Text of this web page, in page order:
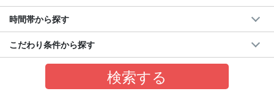
時間帯から探す
こだわり条件から探す